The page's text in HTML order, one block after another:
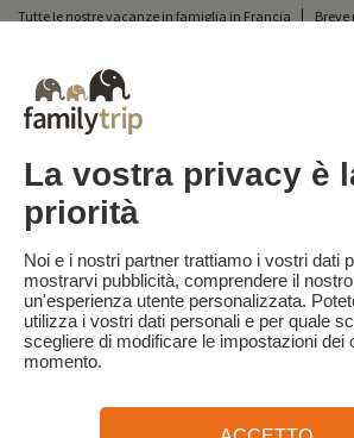
Tutte le nostre vacanze in famiglia in Francia
Destinazioni
Vacanze sulla neve in Francia
Vacanze sulla neve per famiglie a Saint Lary Soulan
Familytrip
Chi siamo?
Termini e condizioni generali e
Cosa dice di noi la stampa
Partner FAQ Blog
Pagamento sicuro
La vostra privacy è
priorità
Noi e i nostri partner trattiamo i vostri dati
mostrarvi pubblicità, comprendere il
un'esperienza utente personalizzata.
utilizza i vostri dati personali e per quale
scegliere di modificare le impostazioni dei
momento.